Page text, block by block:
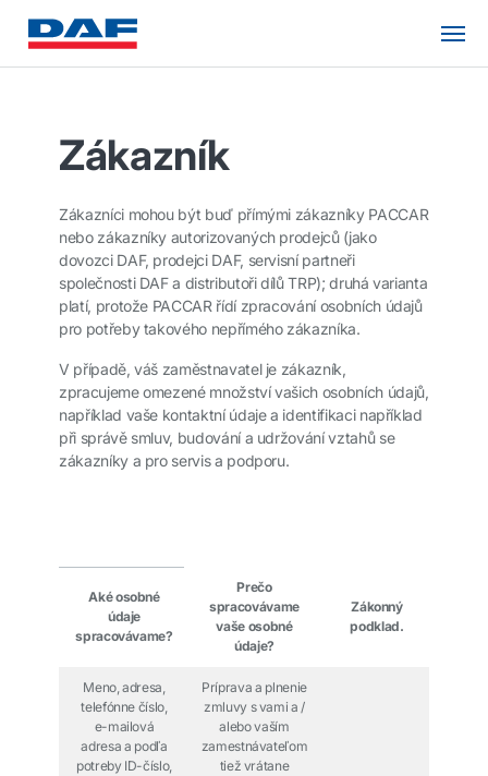
Zákazník
Zákazníci mohou být buď přímými zákazníky PACCAR
nebo zákazníky autorizovaných prodejců (jako
dovozci DAF, prodejci DAF, servisní partneři
společnosti DAF a distributoři dílů TRP); druhá varianta
platí, protože PACCAR řídí zpracování osobních údajů
pro potřeby takového nepřímého zákazníka.
V případě, váš zaměstnavatel je zákazník,
zpracujeme omezené množství vašich osobních údajů,
například vaše kontaktní údaje a identifikaci například
při správě smluv, budování a udržování vztahů se
zákazníky a pro servis a podporu.
Aké osobné
údaje
spracovávame?
Prečo
spracovávame
vaše osobné
údaje?
Zákonný
podklad.
Meno, adresa,
telefónne číslo,
e-mailová
adresa a podľa
potreby ID-číslo,
Príprava a plnenie
zmluvy s vami a /
alebo vaším
zamestnávateľom
tiež vrátane